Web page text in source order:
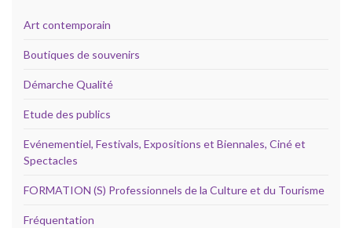
Art contemporain
Boutiques de souvenirs
Démarche Qualité
Etude des publics
Evénementiel, Festivals, Expositions et Biennales, Ciné et
Spectacles
FORMATION (S) Professionnels de la Culture et du Tourisme
Fréquentation